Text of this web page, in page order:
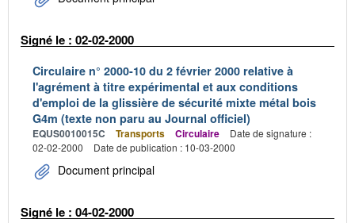
Signé le : 02-02-2000
Circulaire n° 2000-10 du 2 février 2000 relative à
l'agrément à titre expérimental et aux conditions
d'emploi de la glissière de sécurité mixte métal bois
G4m (texte non paru au Journal officiel)
EQUS0010015C Transports Circulaire
Date de signature :
02-02-2000
Date de publication : 10-03-2000
Document principal
Signé le : 04-02-2000